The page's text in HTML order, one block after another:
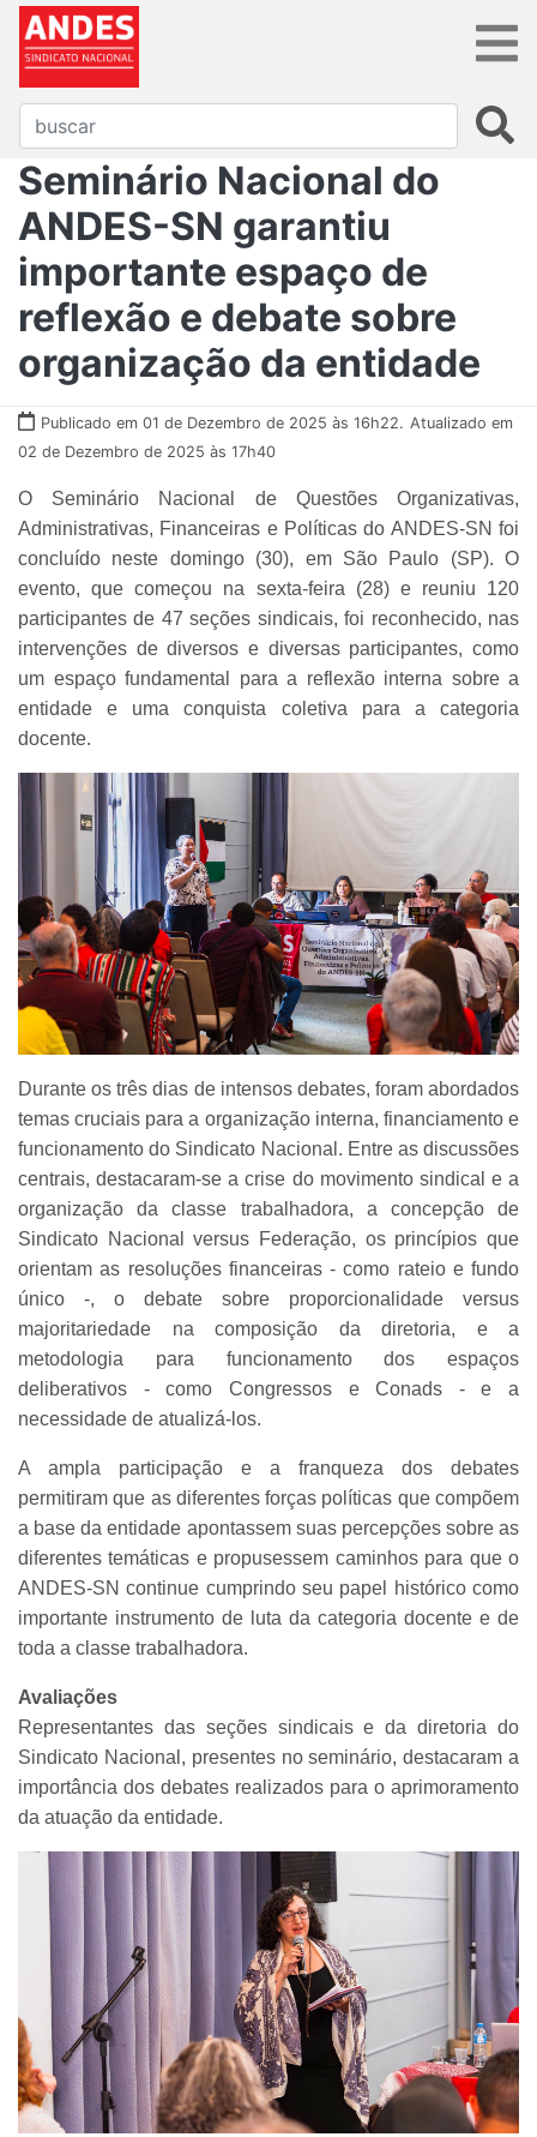
Seminário Nacional do
ANDES-SN garantiu
importante espaço de
reflexão e debate sobre
organização da entidade
Publicado em 01 de Dezembro de 2025 às 16h22. Atualizado em
02 de Dezembro de 2025 às 17h40
O Seminário Nacional de Questões Organizativas,
Administrativas, Financeiras e Políticas do ANDES-SN foi
concluído neste domingo (30), em São Paulo (SP). O
evento, que começou na sexta-feira (28) e reuniu 120
participantes de 47 seções sindicais, foi reconhecido, nas
intervenções de diversos e diversas participantes, como
um espaço fundamental para a reflexão interna sobre a
entidade e uma conquista coletiva para a categoria
docente.
Durante os três dias de intensos debates, foram abordados
temas cruciais para a organização interna, financiamento e
funcionamento do Sindicato Nacional. Entre as discussões
centrais, destacaram-se a crise do movimento sindical e a
organização da classe trabalhadora, a concepção de
Sindicato Nacional versus Federação, os princípios que
orientam as resoluções financeiras - como rateio e fundo
único -, o debate sobre proporcionalidade versus
majoritariedade na composição da diretoria, e a
metodologia para funcionamento dos espaços
deliberativos - como Congressos e Conads - e a
necessidade de atualizá-los.
A ampla participação e a franqueza dos debates
permitiram que as diferentes forças políticas que compõem
a base da entidade apontassem suas percepções sobre as
diferentes temáticas e propusessem caminhos para que o
ANDES-SN continue cumprindo seu papel histórico como
importante instrumento de luta da categoria docente e de
toda a classe trabalhadora.
Avaliações
Representantes das seções sindicais e da diretoria do
Sindicato Nacional, presentes no seminário, destacaram a
importância dos debates realizados para o aprimoramento
da atuação da entidade.